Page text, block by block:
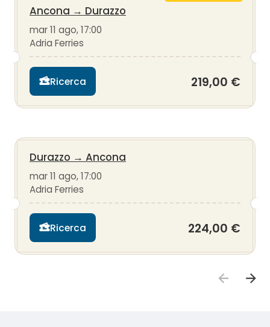
Ancona → Durazzo
mar 11 ago, 17:00
Adria Ferries
Ricerca 219,00 €
Durazzo → Ancona
mar 11 ago, 17:00
Adria Ferries
Ricerca 224,00 €